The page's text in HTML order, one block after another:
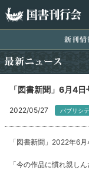
「図書新聞」6月4
2022/05/27 パブリシ
「図書新聞」2022年6
「今の作品に慣れ親し